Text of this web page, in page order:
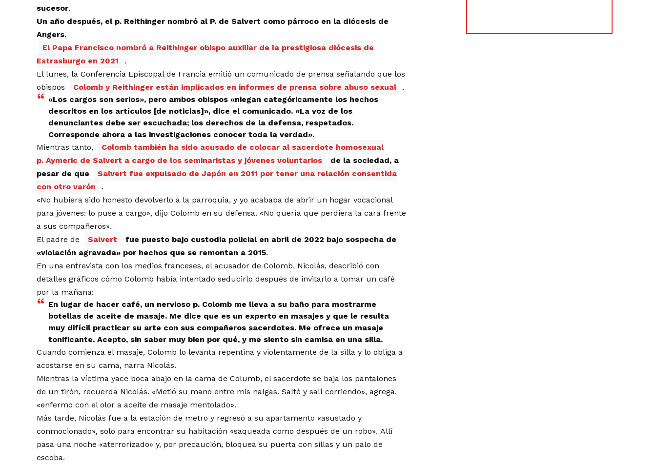
sucesor.
Un año después, el p. Reithinger nombró al P. de Salvert como párroco en la diócesis de
Angers.
El Papa Francisco nombró a Reithinger obispo auxiliar de la prestigiosa diócesis de
Estrasburgo en 2021
.
El lunes, la Conferencia Episcopal de Francia emitió un comunicado de prensa señalando que los
obispos
Colomb y Reithinger están implicados en informes de prensa sobre abuso sexual
.
«Los cargos son serios», pero ambos obispos «niegan categóricamente los hechos
descritos en los artículos [de noticias]», dice el comunicado. «La voz de los
denunciantes debe ser escuchada; los derechos de la defensa, respetados.
Corresponde ahora a las investigaciones conocer toda la verdad».
Mientras tanto,
Colomb también ha sido acusado de colocar al sacerdote homosexual
p. Aymeric de Salvert a cargo de los seminaristas y jóvenes voluntarios
de la sociedad, a
pesar de que
Salvert fue expulsado de Japón en 2011 por tener una relación consentida
con otro varón
.
«No hubiera sido honesto devolverlo a la parroquia, y yo acababa de abrir un hogar vocacional
para jóvenes: lo puse a cargo», dijo Colomb en su defensa. «No quería que perdiera la cara frente
a sus compañeros».
El padre de
Salvert
fue puesto bajo custodia policial en abril de 2022 bajo sospecha de
«violación agravada» por hechos que se remontan a 2015.
En una entrevista con los medios franceses, el acusador de Colomb, Nicolás, describió con
detalles gráficos cómo Colomb había intentado seducirlo después de invitarlo a tomar un café
por la mañana:
En lugar de hacer café, un nervioso p. Colomb me lleva a su baño para mostrarme
botellas de aceite de masaje. Me dice que es un experto en masajes y que le resulta
muy difícil practicar su arte con sus compañeros sacerdotes. Me ofrece un masaje
tonificante. Acepto, sin saber muy bien por qué, y me siento sin camisa en una silla.
Cuando comienza el masaje, Colomb lo levanta repentina y violentamente de la silla y lo obliga a
acostarse en su cama, narra Nicolás.
Mientras la víctima yace boca abajo en la cama de Columb, el sacerdote se baja los pantalones
de un tirón, recuerda Nicolás. «Metió su mano entre mis nalgas. Salté y salí corriendo», agrega,
«enfermo con el olor a aceite de masaje mentolado».
Más tarde, Nicolás fue a la estación de metro y regresó a su apartamento «asustado y
conmocionado», solo para encontrar su habitación «saqueada como después de un robo». Allí
pasa una noche «aterrorizado» y, por precaución, bloquea su puerta con sillas y un palo de
escoba.